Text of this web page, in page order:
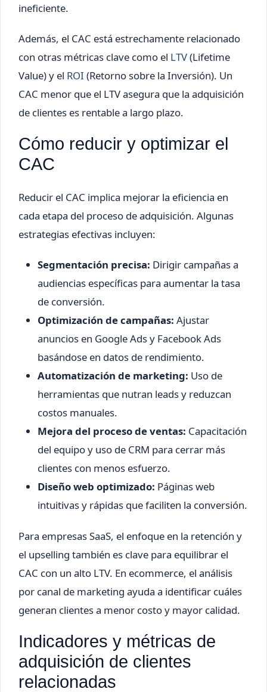
ineficiente.
Además, el CAC está estrechamente relacionado
con otras métricas clave como el LTV(Lifetime
Value) y el ROI (Retorno sobre la Inversión). Un
CAC menor que el LTV asegura que la adquisición
de clientes es rentable a largo plazo.
Cómo reducir y optimizar el
CAC
Reducir el CAC implica mejorar la eficiencia en
cada etapa del proceso de adquisición. Algunas
estrategias efectivas incluyen:
Segmentación precisa: Dirigir campañas a
audiencias específicas para aumentar la tasa
de conversión.
Optimización de campañas: Ajustar
anuncios en Google Ads y Facebook Ads
basándose en datos de rendimiento.
Automatización de marketing: Uso de
herramientas que nutran leads y reduzcan
costos manuales.
Mejora del proceso de ventas: Capacitación
del equipo y uso de CRM para cerrar más
clientes con menos esfuerzo.
Diseño web optimizado: Páginas web
intuitivas y rápidas que faciliten la conversión.
Para empresas SaaS, el enfoque en la retención y
el upselling también es clave para equilibrar el
CAC con un alto LTV. En ecommerce, el análisis
por canal de marketing ayuda a identificar cuáles
generan clientes a menor costo y mayor calidad.
Indicadores y métricas de
adquisición de clientes
relacionadas